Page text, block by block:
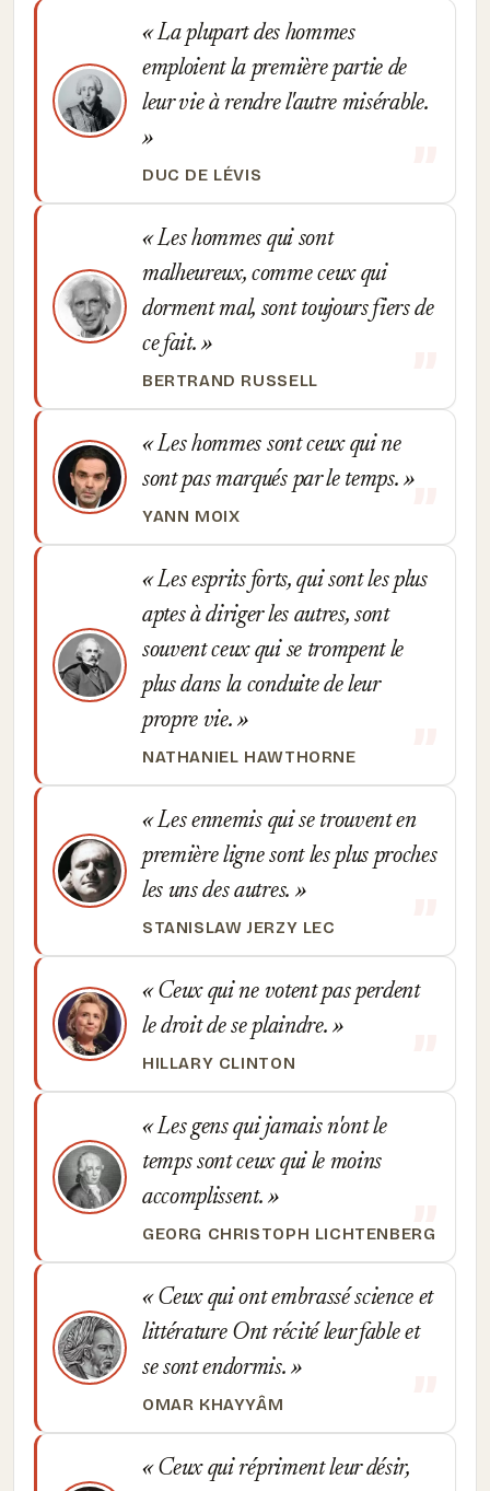
La plupart des hommes
emploient la première partie de
leur vie à rendre l'autre misérable.
DUC DE LÉVIS
Les hommes qui sont
malheureux, comme ceux qui
dorment mal, sont toujours fiers de
ce fait.
BERTRAND RUSSELL
Les hommes sont ceux qui ne
sont pas marqués par le temps.
YANN MOIX
Les esprits forts, qui sont les plus
aptes à diriger les autres, sont
souvent ceux qui se trompent le
plus dans la conduite de leur
propre vie.
NATHANIEL HAWTHORNE
Les ennemis qui se trouvent en
première ligne sont les plus proches
les uns des autres.
STANISLAW JERZY LEC
Ceux qui ne votent pas perdent
le droit de se plaindre.
HILLARY CLINTON
Les gens qui jamais n'ont le
temps sont ceux qui le moins
accomplissent.
GEORG CHRISTOPH LICHTENBERG
Ceux qui ont embrassé science et
littérature Ont récité leur fable et
se sont endormis.
OMAR KHAYYÂM
Ceux qui répriment leur désir,